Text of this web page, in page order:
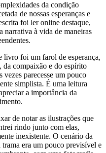
da condição
de nossas esperanças e
foi ler online destaque,
narrativa à vida de maneiras
livro foi um farol de esperança,
da compaixão e do espírito
vezes parecesse um pouco
simplista. É uma leitura
a importância da
de notar as ilustrações que
rindo junto com elas,
inexistente. O cenário da
era um pouco previsível e